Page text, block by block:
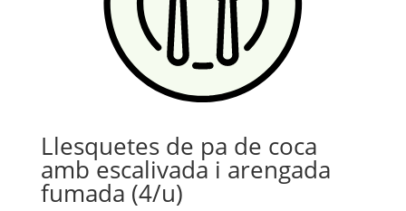
Llesquetes de pa de coca
amb escalivada i arengada
fumada (4/u)